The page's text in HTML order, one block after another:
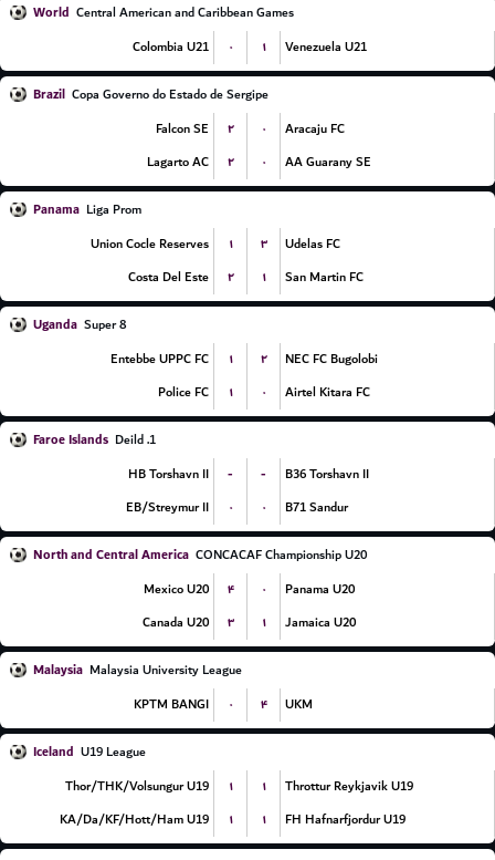
World Central American and Caribbean Games
Colombia U21
۰ ۱ Venezuela U21
Brazil Copa Governo do Estado de Sergipe
Falcon SE
۲ ۰
Aracaju FC
Lagarto AC
۲ ۰ AA Guarany SE
Panama Liga Prom
Union Cocle Reserves
۱ ۳
Udelas FC
Costa Del Este
۲ ۱ San Martin FC
Uganda Super 8
Entebbe UPPC FC
۱ ۲
NEC FC Bugolobi
Police FC
۱ ۰ Airtel Kitara FC
Faroe Islands
1. Deild
HB Torshavn II
- -
B36 Torshavn II
EB/Streymur II
۰ ۰ B71 Sandur
North and Central America CONCACAF Championship U20
Mexico U20
۴ ۰
Panama U20
Canada U20
۳ ۱ Jamaica U20
Malaysia Malaysia University League
KPTM BANGI
۰ ۴ UKM
Iceland U19 League
Thor/THK/Volsungur U19
۱ ۱
Throttur Reykjavik U19
KA/Da/KF/Hott/Ham U19
۱ ۱ FH Hafnarfjordur U19